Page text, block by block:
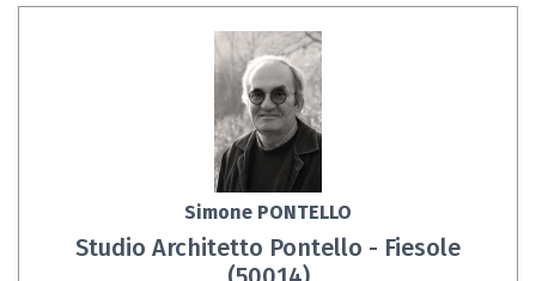
Simone PONTELLO
Studio Architetto Pontello - Fiesole